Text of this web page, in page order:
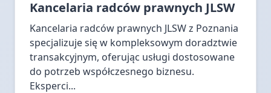
Kancelaria radców prawnych JLSW
Kancelaria radców prawnych JLSW z Poznania
specjalizuje się w kompleksowym doradztwie
transakcyjnym, oferując usługi dostosowane
do potrzeb współczesnego biznesu.
Eksperci...